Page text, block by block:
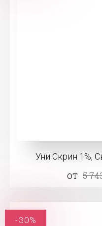
Уни Скрин 1%,
от 5
-30%